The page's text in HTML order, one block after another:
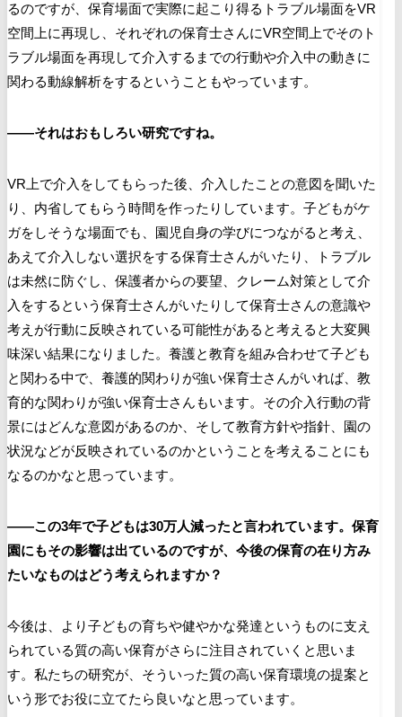
るのですが、保育場面で実際に起こり得るトラブル場面をVR
空間上に再現し、それぞれの保育士さんにVR空間上でそのト
ラブル場面を再現して介入するまでの行動や介入中の動きに
関わる動線解析をするということもやっています。
――それはおもしろい研究ですね。
VR 上で介入をしてもらった後、介入したことの意図を聞いた
り、内省してもらう時間を作ったりしています。子どもがケ
ガをしそうな場面でも、園児自身の学びにつながると考え、
あえて介入しない選択をする保育士さんがいたり、トラブル
は未然に防ぐし、保護者からの要望、クレーム対策として介
入をするという保育士さんがいたりして保育士さんの意識や
考えが行動に反映されている可能性があると考えると大変興
味深い結果になりました。養護と教育を組み合わせて子ども
と関わる中で、養護的関わりが強い保育士さんがいれば、教
育的な関わりが強い保育士さんもいます。その介入行動の背
景にはどんな意図があるのか、そして教育方針や指針、園の
状況などが反映されているのかということを考えることにも
なるのかなと思っています。
――この3年で子どもは30万人減ったと言われています。保育
園にもその影響は出ているのですが、今後の保育の在り方み
たいなものはどう考えられますか？
今後は、より子どもの育ちや健やかな発達というものに支え
られている質の高い保育がさらに注目されていくと思いま
す。私たちの研究が、そういった質の高い保育環境の提案と
いう形でお役に立てたら良いなと思っています。